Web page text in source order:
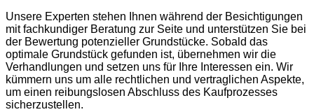
Unsere Experten stehen Ihnen während der Besichtigungen
mit fachkundiger Beratung zur Seite und unterstützen Sie bei
der Bewertung potenzieller Grundstücke. Sobald das
optimale Grundstück gefunden ist, übernehmen wir die
Verhandlungen und setzen uns für Ihre Interessen ein. Wir
kümmern uns um alle rechtlichen und vertraglichen Aspekte,
um einen reibungslosen Abschluss des Kaufprozesses
sicherzustellen.